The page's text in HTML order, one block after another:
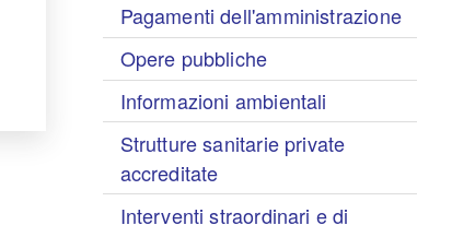
Pagamenti dell'amministrazione
Opere pubbliche
Informazioni ambientali
Strutture sanitarie private
accreditate
Interventi straordinari e di